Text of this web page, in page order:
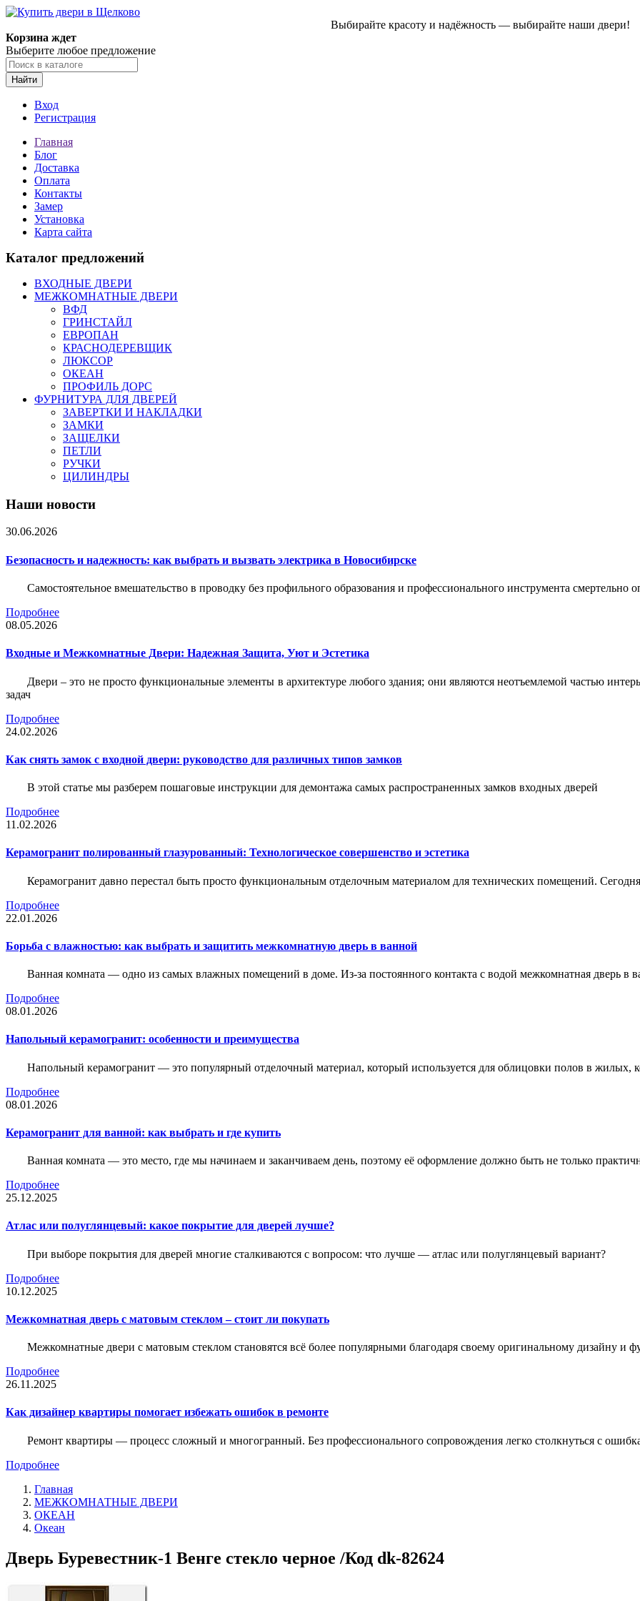
Выбирайте красоту и надёжность — выбирайте наши двери!
Корзина ждет
Выберите любое предложение
Найти
Вход
Регистрация
Главная
Блог
Доставка
Оплата
Контакты
Замер
Установка
Карта сайта
Каталог предложений
ВХОДНЫЕ ДВЕРИ
МЕЖКОМНАТНЫЕ ДВЕРИ
ВФД
ГРИНСТАЙЛ
ЕВРОПАН
КРАСНОДЕРЕВЩИК
ЛЮКСОР
ОКЕАН
ПРОФИЛЬ ДОРС
ФУРНИТУРА ДЛЯ ДВЕРЕЙ
ЗАВЕРТКИ И НАКЛАДКИ
ЗАМКИ
ЗАЩЕЛКИ
ПЕТЛИ
РУЧКИ
ЦИЛИНДРЫ
Наши новости
30.06.2026
Безопасность и надежность: как выбрать и вызвать электрика в Новосибирске
Самостоятельное вмешательство в проводку без профильного образования и профессионального инструмента смертельно
Подробнее
08.05.2026
Входные и Межкомнатные Двери: Надежная Защита, Уют и Эстетика
Двери – это не просто функциональные элементы в архитектуре любого здания; они являются неотъемлемой частью
задач
Подробнее
24.02.2026
Как снять замок с входной двери: руководство для различных типов замков
В этой статье мы разберем пошаговые инструкции для демонтажа самых распространенных замков входных дверей
Подробнее
11.02.2026
Керамогранит полированный глазурованный: Технологическое совершенство и эстетика
Керамогранит давно перестал быть просто функциональным отделочным материалом для технических помещений.
Подробнее
22.01.2026
Борьба с влажностью: как выбрать и защитить межкомнатную дверь в ванной
Ванная комната — одно из самых влажных помещений в доме. Из-за постоянного контакта с водой межкомнатная дверь в
Подробнее
08.01.2026
Напольный керамогранит: особенности и преимущества
Напольный керамогранит — это популярный отделочный материал, который используется для облицовки полов в
Подробнее
08.01.2026
Керамогранит для ванной: как выбрать и где купить
Ванная комната — это место, где мы начинаем и заканчиваем день, поэтому её оформление должно быть не только
Подробнее
25.12.2025
Атлас или полуглянцевый: какое покрытие для дверей лучше?
При выборе покрытия для дверей многие сталкиваются с вопросом: что лучше — атлас или полуглянцевый вариант?
Подробнее
10.12.2025
Межкомнатная дверь с матовым стеклом – стоит ли покупать
Межкомнатные двери с матовым стеклом становятся всё более популярными благодаря своему оригинальному дизайну и
Подробнее
26.11.2025
Как дизайнер квартиры помогает избежать ошибок в ремонте
Ремонт квартиры — процесс сложный и многогранный. Без профессионального сопровождения легко столкнуться с
Подробнее
Главная
МЕЖКОМНАТНЫЕ ДВЕРИ
ОКЕАН
Океан
Дверь Буревестник-1 Венге стекло черное /Код dk-82624